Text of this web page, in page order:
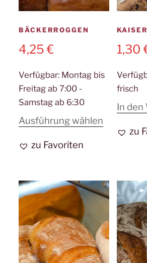
BÄCKERROGGEN
4,25€
Verfügbar: Montag bis
Freitag ab 7:00 -
Samstag ab 6:30
Ausführung wählenDieses
Produkt
Varianten
auf.
Optionen
können
auf
zu Favoriten
1,30
frisch
In den
zu